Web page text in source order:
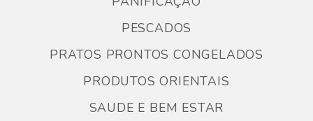
PESCADOS
PRATOS PRONTOS CONGELADOS
PRODUTOS ORIENTAIS
SAUDE E BEM ESTAR